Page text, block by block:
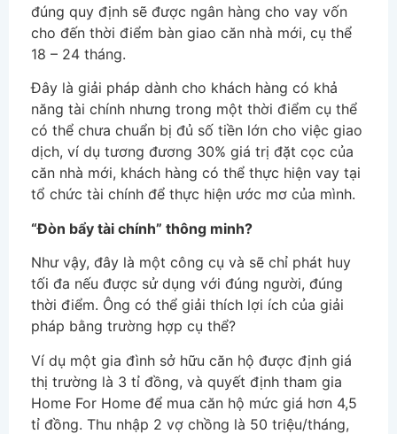
đúng quy định sẽ được ngân hàng cho vay vốn
cho đến thời điểm bàn giao căn nhà mới, cụ thể
18 – 24 tháng.
Đây là giải pháp dành cho khách hàng có khả
năng tài chính nhưng trong một thời điểm cụ thể
có thể chưa chuẩn bị đủ số tiền lớn cho việc giao
dịch, ví dụ tương đương 30% giá trị đặt cọc của
căn nhà mới, khách hàng có thể thực hiện vay tại
tổ chức tài chính để thực hiện ước mơ của mình.
“Đòn bẩy tài chính” thông minh?
Như vậy, đây là một công cụ và sẽ chỉ phát huy
tối đa nếu được sử dụng với đúng người, đúng
thời điểm. Ông có thể giải thích lợi ích của giải
pháp bằng trường hợp cụ thể?
Ví dụ một gia đình sở hữu căn hộ được định giá
thị trường là 3 tỉ đồng, và quyết định tham gia
Home For Home để mua căn hộ mức giá hơn 4,5
tỉ đồng. Thu nhập 2 vợ chồng là 50 triệu/tháng,